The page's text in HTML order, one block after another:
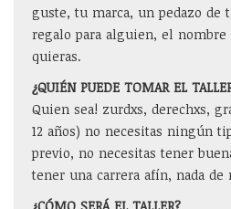
guste, tu marca, un pedazo de
regalo para alguien, el
quieras.
¿QUIÉN PUEDE TOMAR EL
Quien sea! zurdxs, derechxs,
12 años) no necesitas ningún
previo, no necesitas tener
tener una carrera afín, nada de